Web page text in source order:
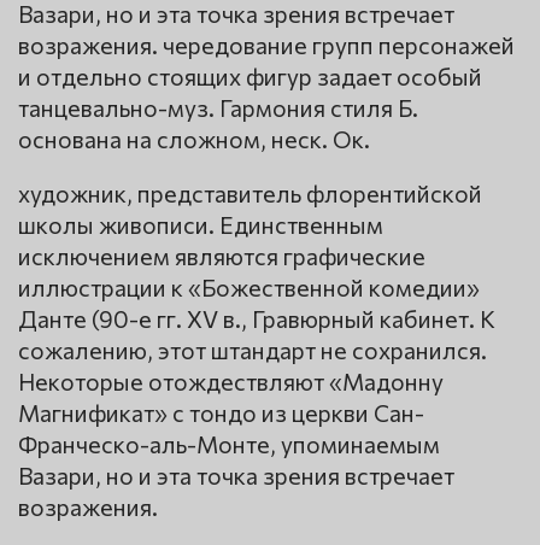
Вазари, но и эта точка зрения встречает
возражения. чередование групп персонажей
и отдельно стоящих фигур задает особый
танцевально-муз. Гармония стиля Б.
основана на сложном, неск. Ок.
художник, представитель флорентийской
школы живописи. Единственным
исключением являются графические
иллюстрации к «Божественной комедии»
Данте (90-е гг. XV в., Гравюрный кабинет. К
сожалению, этот штандарт не сохранился.
Некоторые отождествляют «Мадонну
Магнификат» с тондо из церкви Сан-
Франческо-аль-Монте, упоминаемым
Вазари, но и эта точка зрения встречает
возражения.